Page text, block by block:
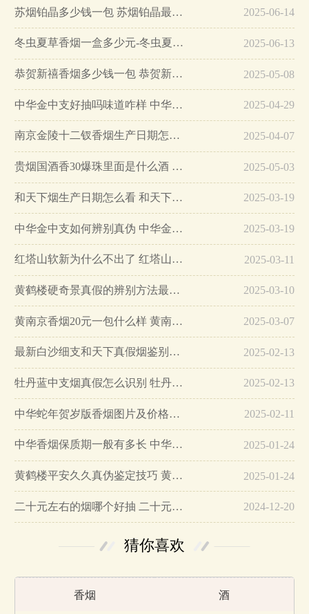
苏烟铂晶多少钱一包 苏烟铂晶最新价格… 2025-06-14
冬虫夏草香烟一盒多少元-冬虫夏草香烟一盒多少元2025最新价格… 2025-06-13
恭贺新禧香烟多少钱一包 恭贺新禧香烟价格表和图片… 2025-05-08
中华金中支好抽吗味道咋样 中华金中支口感特点介绍… 2025-04-29
南京金陵十二钗香烟生产日期怎么看 南京金陵十二钗香烟保质期… 2025-04-07
贵烟国酒香30爆珠里面是什么酒 贵烟国酒香30怎么辨别真假… 2025-05-03
和天下烟生产日期怎么看 和天下烟真假辨别方法六个方面… 2025-03-19
中华金中支如何辨别真伪 中华金中支真假烟鉴别方法… 2025-03-19
红塔山软新为什么不出了 红塔山软新烟停售原因详解… 2025-03-11
黄鹤楼硬奇景真假的辨别方法最简单版… 2025-03-10
黄南京香烟20元一包什么样 黄南京香烟真假鉴别… 2025-03-07
最新白沙细支和天下真假烟鉴别指南… 2025-02-13
牡丹蓝中支烟真假怎么识别 牡丹蓝中支烟真假鉴别带图… 2025-02-13
中华蛇年贺岁版香烟图片及价格大全… 2025-02-11
中华香烟保质期一般有多长 中华香烟保质期在哪里看的… 2025-01-24
黄鹤楼平安久久真伪鉴定技巧 黄鹤楼平安久久二维码在哪里… 2025-01-24
二十元左右的烟哪个好抽 二十元左右的香烟排行榜最新款… 2024-12-20
猜你喜欢
香烟 酒